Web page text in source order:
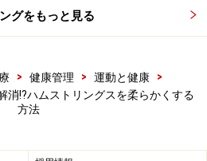
のとしては片足を前に出した状
チです。立位はもちろんのこ
前に出して膝をおすようにする
るので、デスクワークのストレ
グをもっと見る
> 健康管理 > 運動と健康
>
消!?ハムストリングスを柔らかくする
方法